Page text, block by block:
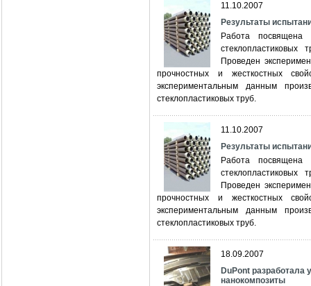
11.10.2007
Результаты
Работа посвящена
стеклопластиковых
Проведен
прочностных и жесткостных
экспериментальным данным
стеклопластиковых труб.
11.10.2007
Результаты
Работа посвящена
стеклопластиковых
Проведен
прочностных и жесткостных
экспериментальным данным
стеклопластиковых труб.
18.09.2007
DuPont разработала
нанокомпозиты